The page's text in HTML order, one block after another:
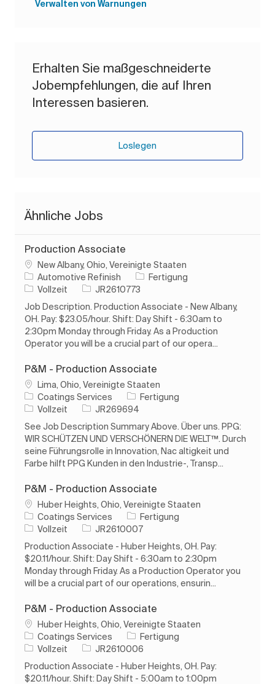
Verwalten von Warnungen
Erhalten Sie maßgeschneiderte
Jobempfehlungen, die auf Ihren
Interessen basieren.
Loslegen
Ähnliche Jobs
Production Associate
Ort
New Albany, Ohio, Vereinigte Staaten
Automotive Refinish
Kategorie
Fertigung
Auftragstyp
Vollzeit Auftrags-ID
JR2610773
Job Description. Production Associate - New Albany,
OH. Pay: $23.05/hour. Shift: Day Shift - 6:30am to
2:30pm Monday through Friday. As a Production
Operator you will be a crucial part of our opera...
P&M - Production Associate
Ort
Lima, Ohio, Vereinigte Staaten
Coatings Services
Kategorie
Fertigung
Auftragstyp
Vollzeit Auftrags-ID
JR269694
See Job Description Summary Above. Über uns. PPG:
WIR SCHÜTZEN UND VERSCHÖNERN DIE WELT™. Durch
seine Führungsrolle in Innovation, Nac altigkeit und
Farbe hilft PPG Kunden in den Industrie-, Transp...
P&M - Production Associate
Ort
Huber Heights, Ohio, Vereinigte Staaten
Coatings Services
Kategorie
Fertigung
Auftragstyp
Vollzeit Auftrags-ID
JR2610007
Production Associate - Huber Heights, OH. Pay:
$20.11/hour. Shift: Day Shift - 6:30am to 2:30pm
Monday through Friday. As a Production Operator you
will be a crucial part of our operations, ensurin...
P&M - Production Associate
Ort
Huber Heights, Ohio, Vereinigte Staaten
Coatings Services
Kategorie
Fertigung
Auftragstyp
Vollzeit Auftrags-ID
JR2610006
Production Associate - Huber Heights, OH. Pay:
$20.11/hour. Shift: Day Shift - 5:00am to 1:00pm